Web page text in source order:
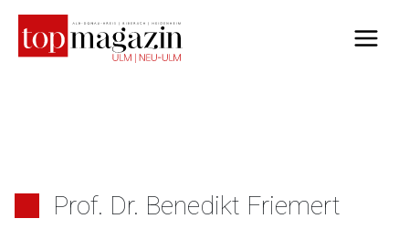
Inhalt
springen
Prof. Dr. Benedikt Friemert